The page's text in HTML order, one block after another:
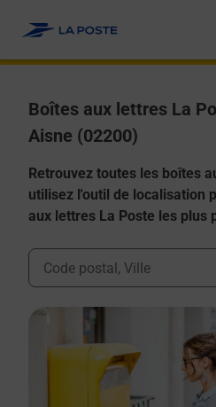
Boîtes aux lettres La
Aisne (02200)
Retrouvez toutes les boîtes
utilisez l'outil de localisation
aux lettres La Poste les plus
Ville, Département, Code Postal